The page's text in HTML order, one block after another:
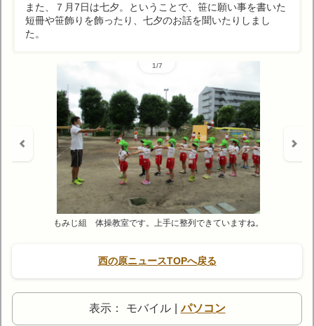
また、７月7日は七夕。ということで、笹に願い事を書いた
短冊や笹飾りを飾ったり、七夕のお話を聞いたりしまし
た。
1/7
もみじ組 体操教室です。上手に整列できていますね。
西の原ニュースTOPへ戻る
表示： モバイル パソコン